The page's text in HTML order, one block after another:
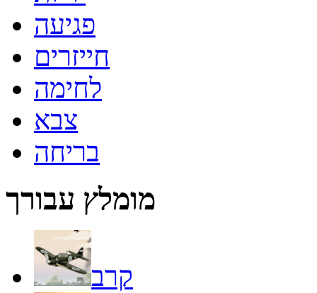
פגיעה
חייזרים
לחימה
צבא
בריחה
מומלץ עבורך
קרב